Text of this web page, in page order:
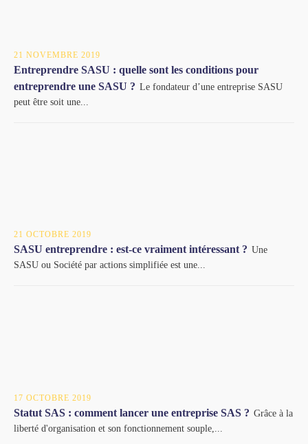
21 NOVEMBRE 2019
Entreprendre SASU : quelle sont les conditions pour
entreprendre une SASU ? Le fondateur d’une entreprise SASU
peut être soit une...
21 OCTOBRE 2019
SASU entreprendre : est-ce vraiment intéressant ? Une
SASU ou Société par actions simplifiée est une...
17 OCTOBRE 2019
Statut SAS : comment lancer une entreprise SAS ? Grâce à la
liberté d'organisation et son fonctionnement souple,...